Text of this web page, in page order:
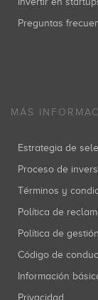
Preguntas
MÁS
Estrategia de
Proceso de
Términos y
Política de
Política de
Código de
Información
Privacidad